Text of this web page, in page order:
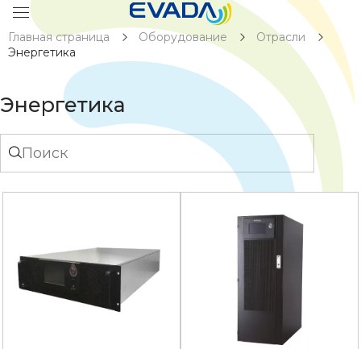
Главная страница Оборудование
Отрасли
Энергетика
Энергетика